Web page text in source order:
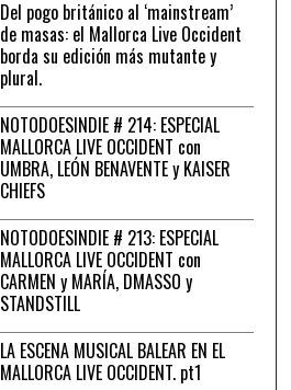
Del pogo británico al ‘mainstream’
de masas: el Mallorca Live Occident
borda su edición más mutante y
plural.
NOTODOESINDIE # 214: ESPECIAL
MALLORCA LIVE OCCIDENT con
UMBRA, LEÓN BENAVENTE y KAISER
CHIEFS
NOTODOESINDIE # 213: ESPECIAL
MALLORCA LIVE OCCIDENT con
CARMEN y MARÍA, DMASSO y
STANDSTILL
LA ESCENA MUSICAL BALEAR EN EL
MALLORCA LIVE OCCIDENT. pt1